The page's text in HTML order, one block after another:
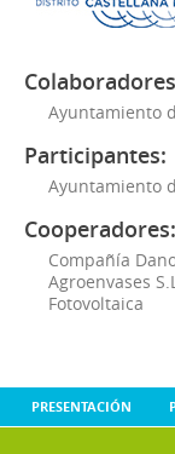
Ayuntamiento
Participantes:
Ayuntamiento
Cooperadores:
Compañía
Agroenvases
Fotovoltaica
PRESENTACIÓN